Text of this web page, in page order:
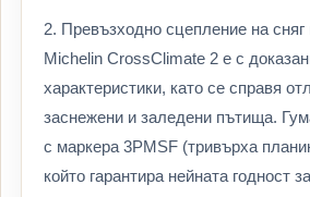
2. Превъзходно сцепление на сняг
Michelin CrossClimate 2 е с
характеристики, като се справя
заснежени и заледени пътища.
с маркера 3PMSF (тривърха
който гарантира нейната годност